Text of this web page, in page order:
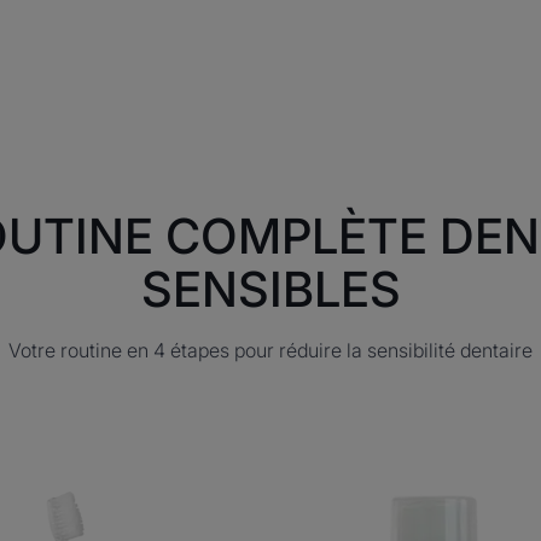
COMPLÈTE
SENSIBLES
Votre routine en 4 étapes pour réduire la sensibilité dentaire